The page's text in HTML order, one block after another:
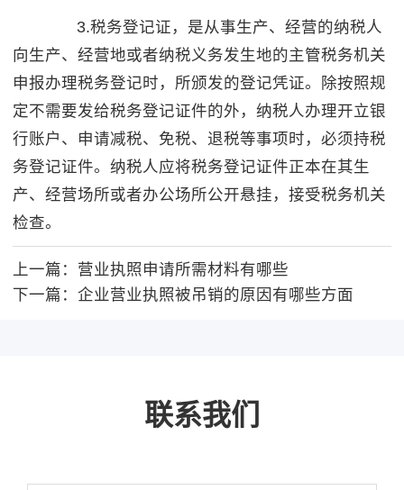
3.税务登记证，是从事生产、经营的纳税人
向生产、经营地或者纳税义务发生地的主管税务机关
申报办理税务登记时，所颁发的登记凭证。除按照规
定不需要发给税务登记证件的外，纳税人办理开立银
行账户、申请减税、免税、退税等事项时，必须持税
务登记证件。纳税人应将税务登记证件正本在其生
产、经营场所或者办公场所公开悬挂，接受税务机关
检查。
上一篇： 营业执照申请所需材料有哪些
下一篇： 企业营业执照被吊销的原因有哪些方面
联系我们